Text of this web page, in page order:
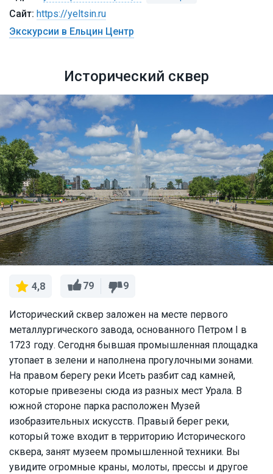
https://yeltsin.ru
Экскурсии в Ельцин Центр
Исторический сквер
4,8 79 9
Исторический сквер заложен на месте первого
металлургического завода, основанного Петром I в
1723 году. Сегодня бывшая промышленная площадка
утопает в зелени и наполнена прогулочными зонами.
На правом берегу реки Исеть разбит сад камней,
которые привезены сюда из разных мест Урала. В
южной стороне парка расположен Музей
изобразительных искусств. Правый берег реки,
который тоже входит в территорию Исторического
сквера, занят музеем промышленной техники. Вы
увидите огромные краны, молоты, прессы и другое